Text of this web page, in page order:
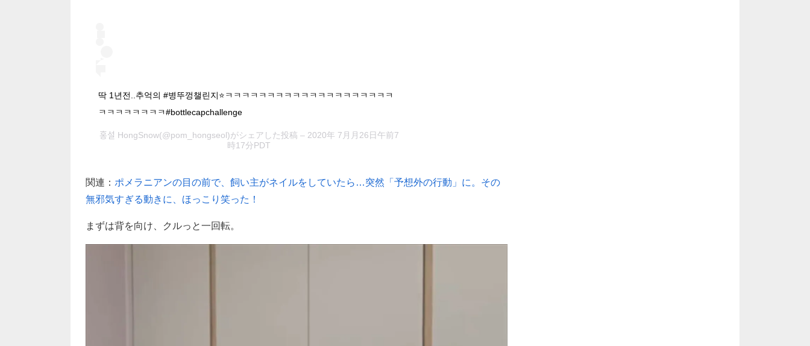
딱 1년전..추억의 #병뚜껑챌린지⭐️ㅋㅋㅋㅋㅋㅋㅋㅋㅋㅋㅋㅋㅋㅋㅋㅋㅋㅋㅋㅋ
ㅋㅋㅋㅋㅋㅋㅋㅋ#bottlecapchallenge
홍설 HongSnow(@pom_hongseol)がシェアした投稿 – 2020年 7月月26日午前7
時17分PDT
関連： ポメラニアンの目の前で、飼い主がネイルをしていたら…突然「予想外の行動」に。その
無邪気すぎる動きに、ほっこり笑った！
まずは背を向け、クルっと一回転。